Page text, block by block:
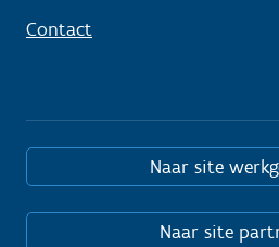
Contact
Naar site
Naar site